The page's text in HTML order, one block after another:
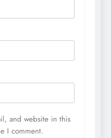
and website in this
I comment.